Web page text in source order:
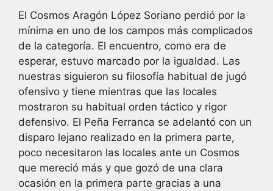
c
e
b
o
o
k
at
s
A
p
p
k
e
dI
n
El Cosmos Aragón López Soriano perdió por la
mínima en uno de los campos más complicados
de la categoría. El encuentro, como era de
esperar, estuvo marcado por la igualdad. Las
nuestras siguieron su filosofía habitual de jugó
ofensivo y tiene mientras que las locales
mostraron su habitual orden táctico y rigor
defensivo. El Peña Ferranca se adelantó con un
disparo lejano realizado en la primera parte,
poco necesitaron las locales ante un Cosmos
que mereció más y que gozó de una clara
ocasión en la primera parte gracias a una